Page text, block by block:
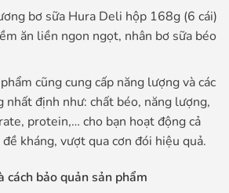
bơ sữa Hura Deli hộp 168g (6 cái)
ăn liền ngon ngọt, nhân bơ sữa béo
cũng cung cấp năng lượng và các
nhất định như: chất béo, năng lượng,
protein,… cho bạn hoạt động cả
kháng, vượt qua cơn đói hiệu quả.
cách bảo quản sản phẩm